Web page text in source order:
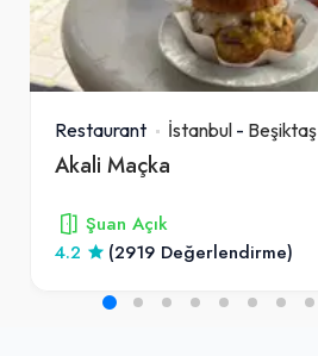
Restaurant İstanbul - Beşiktaş
Akali Maçka
Şuan Açık
4.2
(2919 Değerlendirme)